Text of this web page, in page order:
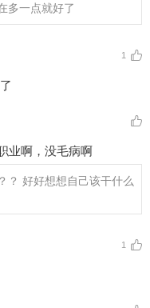
多一点就好了
1
业啊，没毛病啊
？ 好好想想自己该干什么
1